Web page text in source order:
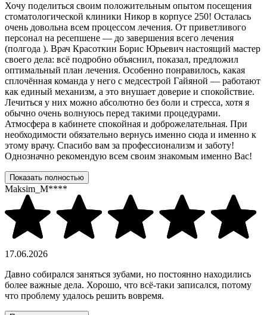
Хочу поделиться своим положительным опытом посещения
стоматологической клиники Никор в корпусе 250! Осталась
очень довольна всем процессом лечения. От приветливого
персонал на ресепшене — до завершения всего лечения
(полгода ). Врач Красоткин Борис Юрьевич настоящий мастер
своего дела: всё подробно объяснил, показал, предложил
оптимальный план лечения. Особенно понравилось, какая
сплочённая команда у него с медсестрой Гайяной — работают
как единый механизм, а это внушает доверие и спокойствие.
Лечиться у них можно абсолютно без боли и стресса, хотя я
обычно очень волнуюсь перед такими процедурами.
Атмосфера в кабинете спокойная и доброжелательная. При
необходимости обязательно вернусь именно сюда и именно к
этому врачу. Спасибо вам за профессионализм и заботу!
Однозначно рекомендую всем своим знакомым именно Вас!
Показать полностью
Maksim_M****
17.06.2026
Давно собирался заняться зубами, но постоянно находились
более важные дела. Хорошо, что всё-таки записался, потому
что проблему удалось решить вовремя.